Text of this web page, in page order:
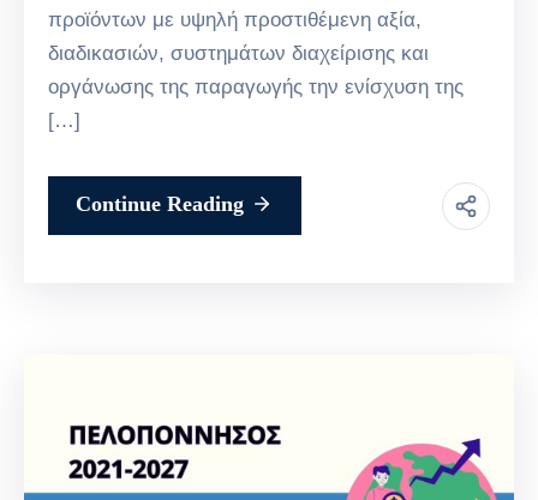
προϊόντων με υψηλή προστιθέμενη αξία,
διαδικασιών, συστημάτων διαχείρισης και
οργάνωσης της παραγωγής την ενίσχυση της
[…]
Continue Reading